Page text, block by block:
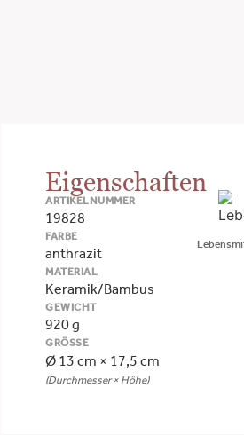
Eigenschaften
ARTIKELNUMMER
19828
FARBE
anthrazit
MATERIAL
Keramik/Bambus
GEWICHT
920 g
GRÖSSE
Ø 13 cm × 17,5 cm
(Durchmesser × Höhe)